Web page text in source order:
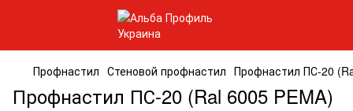
Профнастил Стеновой профнастил Профнастил ПС-20
Профнастил ПС-20 (Ral 6005 PEMA)